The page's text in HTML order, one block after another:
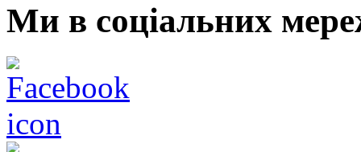
Ми в соціальних